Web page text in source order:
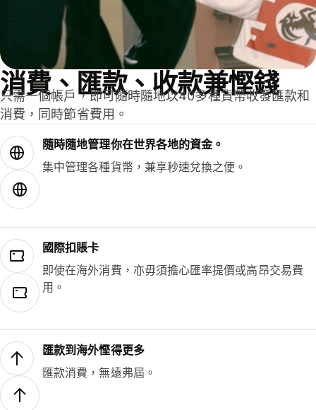
消費、匯款、收款兼慳錢
只需一個帳戶，即可隨時隨地以40多種貨幣收發匯款和
消費，同時節省費用。
隨時隨地管理你在世界各地的資金。
集中管理各種貨幣，兼享秒速兌換之便。
國際扣賬卡
即使在海外消費，亦毋須擔心匯率提價或高昂交易費
用。
匯款到海外慳得更多
匯款消費，無遠弗屆。